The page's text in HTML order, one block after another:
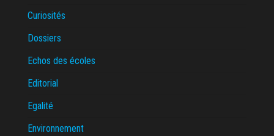
Curiosités
Dossiers
Echos des écoles
Editorial
Egalité
Environnement